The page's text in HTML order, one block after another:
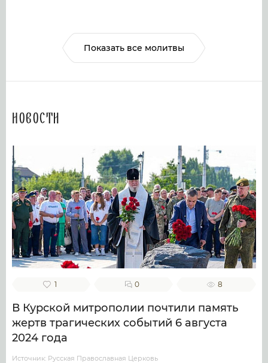
Показать все молитвы
Новости
1 0 8
В Курской митрополии почтили память
жертв трагических событий 6 августа
2024 года
Источник: Русская Православная Церковь